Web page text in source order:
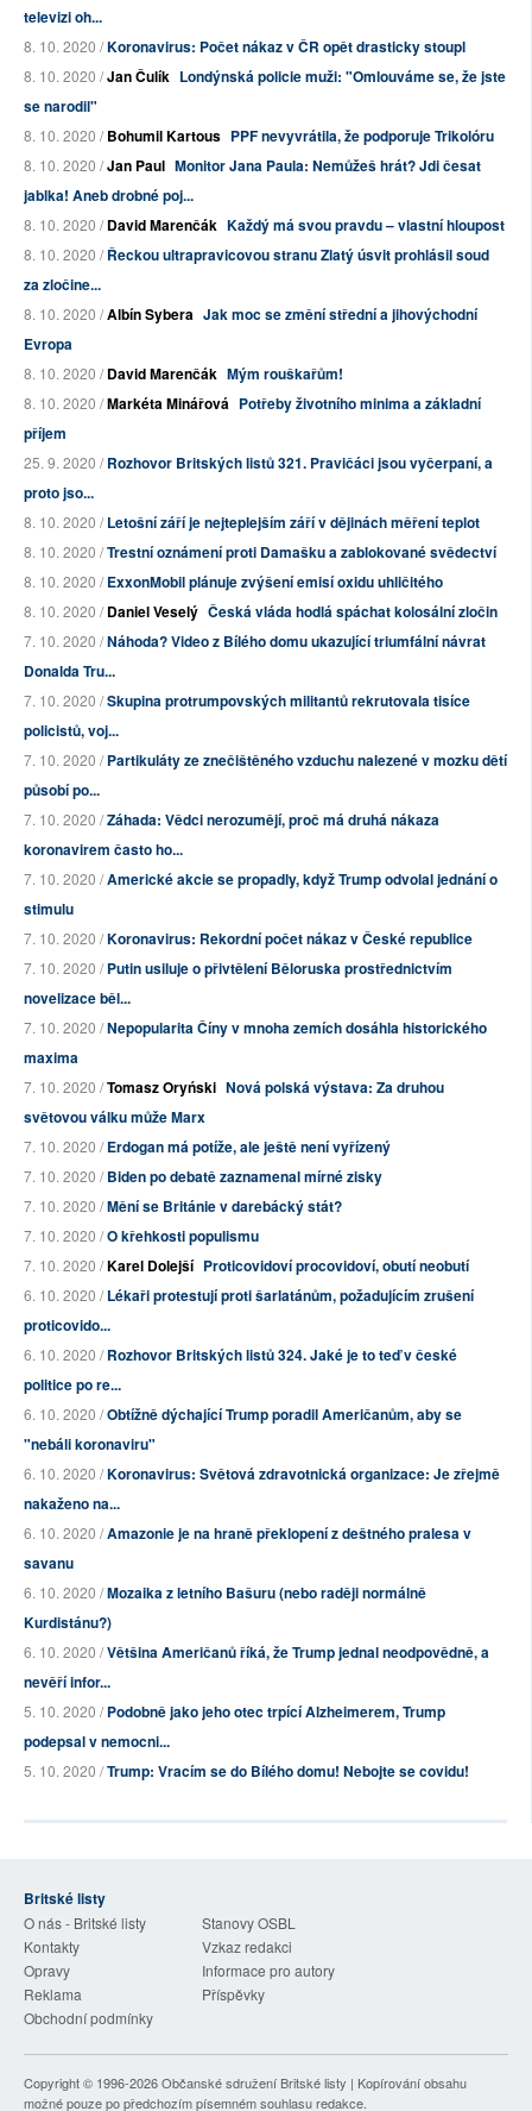
televizi oh...
8. 10. 2020 /Koronavirus: Počet nákaz v ČR opět drasticky stoupl
8. 10. 2020 /Jan Čulík Londýnská policie muži: "Omlouváme se, že jste
se narodil"
8. 10. 2020 /Bohumil Kartous PPF nevyvrátila, že podporuje Trikolóru
8. 10. 2020 /Jan Paul Monitor Jana Paula: Nemůžeš hrát? Jdi česat
jablka! Aneb drobné poj...
8. 10. 2020 /David Marenčák Každý má svou pravdu – vlastní hloupost
8. 10. 2020 /Řeckou ultrapravicovou stranu Zlatý úsvit prohlásil soud
za zločine...
8. 10. 2020 /Albín Sybera Jak moc se změní střední a jihovýchodní
Evropa
8. 10. 2020 /David Marenčák Mým rouškařům!
8. 10. 2020 /Markéta Minářová Potřeby životního minima a základní
příjem
25. 9. 2020 /Rozhovor Britských listů 321. Pravičáci jsou vyčerpaní, a
proto jso...
8. 10. 2020 /Letošní září je nejteplejším září v dějinách měření teplot
8. 10. 2020 /Trestní oznámení proti Damašku a zablokované svědectví
8. 10. 2020 /ExxonMobil plánuje zvýšení emisí oxidu uhličitého
8. 10. 2020 /Daniel Veselý Česká vláda hodlá spáchat kolosální zločin
7. 10. 2020 /Náhoda? Video z Bílého domu ukazující triumfální návrat
Donalda Tru...
7. 10. 2020 /Skupina protrumpovských militantů rekrutovala tisíce
policistů, voj...
7. 10. 2020 /Partikuláty ze znečištěného vzduchu nalezené v mozku dětí
působí po...
7. 10. 2020 /Záhada: Vědci nerozumějí, proč má druhá nákaza
koronavirem často ho...
7. 10. 2020 /Americké akcie se propadly, když Trump odvolal jednání o
stimulu
7. 10. 2020 /Koronavirus: Rekordní počet nákaz v České republice
7. 10. 2020 /Putin usiluje o přivtělení Běloruska prostřednictvím
novelizace běl...
7. 10. 2020 /Nepopularita Číny v mnoha zemích dosáhla historického
maxima
7. 10. 2020 /Tomasz Oryński Nová polská výstava: Za druhou
světovou válku může Marx
7. 10. 2020 /Erdogan má potíže, ale ještě není vyřízený
7. 10. 2020 /Biden po debatě zaznamenal mírné zisky
7. 10. 2020 /Mění se Británie v darebácký stát?
7. 10. 2020 /O křehkosti populismu
7. 10. 2020 /Karel Dolejší Proticovidoví procovidoví, obutí neobutí
6. 10. 2020 /Lékaři protestují proti šarlatánům, požadujícím zrušení
proticovido...
6. 10. 2020 /Rozhovor Britských listů 324. Jaké je to teď v české
politice po re...
6. 10. 2020 /Obtížně dýchající Trump poradil Američanům, aby se
"nebáli koronaviru"
6. 10. 2020 /Koronavirus: Světová zdravotnická organizace: Je zřejmě
nakaženo na...
6. 10. 2020 /Amazonie je na hraně překlopení z deštného pralesa v
savanu
6. 10. 2020 /Mozaika z letního Bašuru (nebo raději normálně
Kurdistánu?)
6. 10. 2020 /Většina Američanů říká, že Trump jednal neodpovědně, a
nevěří infor...
5. 10. 2020 /Podobně jako jeho otec trpící Alzheimerem, Trump
podepsal v nemocni...
5. 10. 2020 /Trump: Vracím se do Bílého domu! Nebojte se covidu!
Britské listy
O nás - Britské listy
Stanovy OSBL
Kontakty
Vzkaz redakci
Opravy
Informace pro autory
Reklama
Příspěvky
Obchodní podmínky
Copyright © 1996-2026Občanské sdružení Britské listy | Kopírování obsahu
možné pouze po předchozím písemném souhlasu redakce.